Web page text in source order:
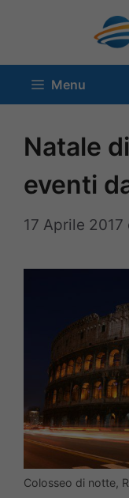
contenuto
Menu
Natale
eventi
17 Aprile 2017
Colosseo di notte,